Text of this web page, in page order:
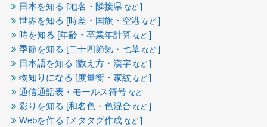
日本を知る [地名・隣接県 など ]
世界を知る [時差・国旗・空港 など ]
時を知る [年齢・卒業年計算 など ]
季節を知る [二十四節気・七草 など ]
日本語を知る [数え方・漢字 など ]
物知りになる [度量衡・家紋 など ]
通信通話表・モールス符号 など
彩りを知る [和名色・色混合 など ]
Webを作る [メタタグ作成 など ]